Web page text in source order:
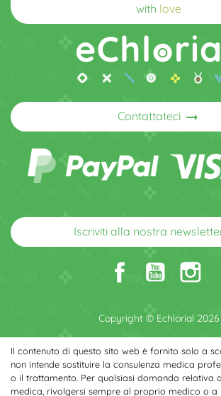
with love
Contattateci arrow_right_alt
Iscriviti alla nostra
Copyright © Echlorial 2026
Il contenuto di questo sito web è fornito solo a
non intende sostituire la consulenza medica
o il trattamento. Per qualsiasi domanda relativa
medica, rivolgersi sempre al proprio medico o a